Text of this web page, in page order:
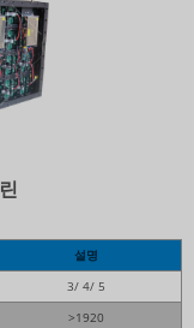
설명
3/ 4/ 5
>1920